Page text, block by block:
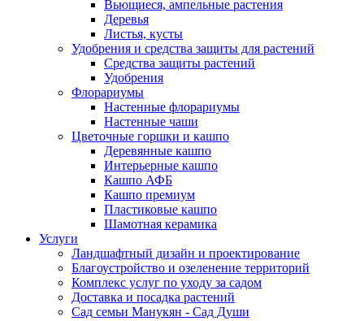
Вьющиеся, ампельные растения
Деревья
Листья, кусты
Удобрения и средства защиты для растений
Средства защиты растений
Удобрения
Флорариумы
Настенные флорариумы
Настенные чаши
Цветочные горшки и кашпо
Деревянные кашпо
Интерьерные кашпо
Кашпо АФБ
Кашпо премиум
Пластиковые кашпо
Шамотная керамика
Услуги
Ландшафтный дизайн и проектирование
Благоустройство и озеленение территорий
Комплекс услуг по уходу за садом
Доставка и посадка растений
Сад семьи Манукян - Сад Души